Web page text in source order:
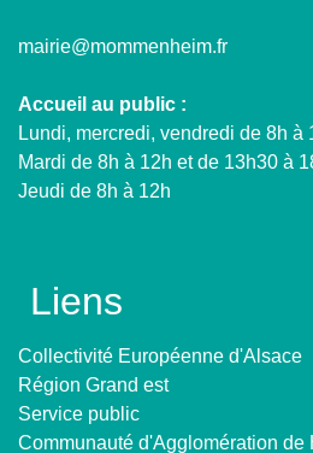
mairie@mommenheim.fr
Accueil au public :
Lundi, mercredi, vendredi de 8h à
Mardi de 8h à 12h et de 13h30 à
Jeudi de 8h à 12h
Liens
Collectivité Européenne d'Alsace
Région Grand est
Service public
Communauté d'Agglomération de